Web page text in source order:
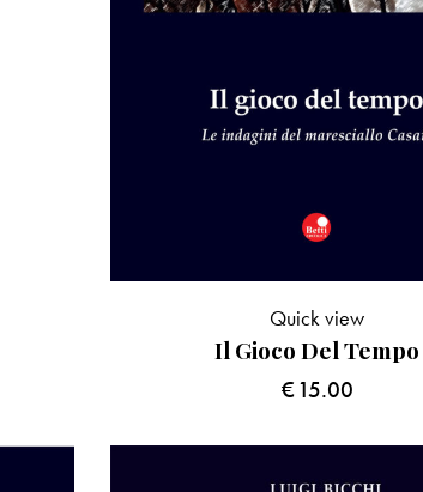
Il Gioco Del Tempo
€15.00
Quick view